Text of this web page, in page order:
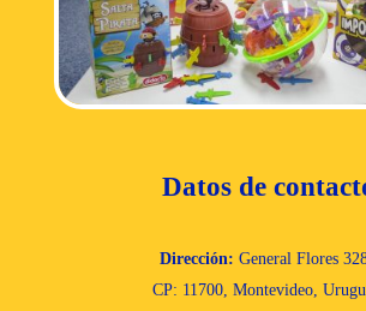
Datos de
Dirección: General Flores
CP: 11700, Montevideo,